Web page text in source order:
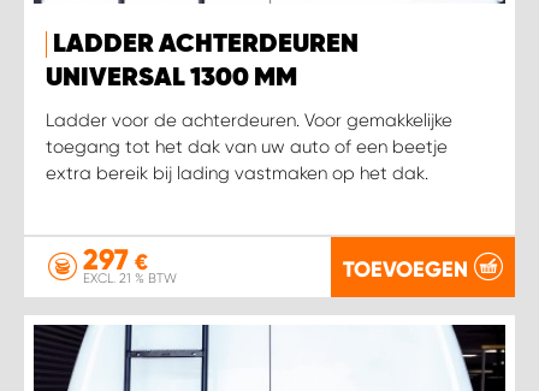
LADDER ACHTERDEUREN
UNIVERSAL 1300 MM
Ladder voor de achterdeuren. Voor gemakkelijke
toegang tot het dak van uw auto of een beetje
extra bereik bij lading vastmaken op het dak.
297 €
EXCL. 21 % BTW TOEVOEGEN